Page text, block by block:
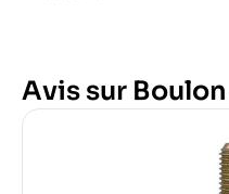
Avis sur